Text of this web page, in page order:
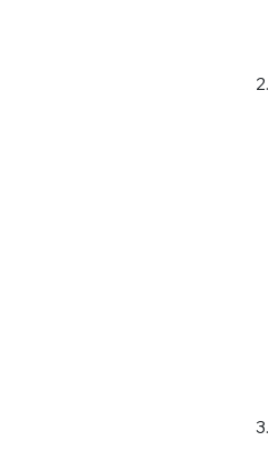
2.
3.